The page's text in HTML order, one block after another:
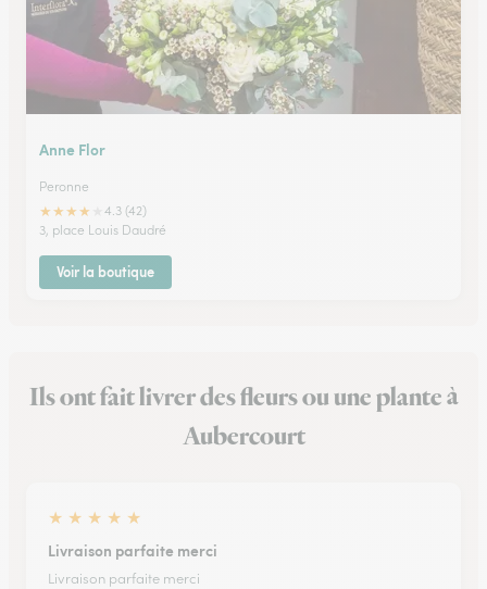
Anne Flor
Peronne
★★★★
4.3 (42)
3, place Louis Daudré
Voir la boutique
Ils ont fait livrer des fleurs ou une plante à
Aubercourt
★ ★ ★ ★ ★
Livraison parfaite merci
Livraison parfaite merci